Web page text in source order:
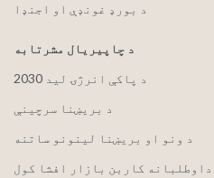
د بورډ غونډې او اجنډا
د چاپیریال مشرتابه
2030 د پاکې انرژۍ لید
د بریښنا سرچینې
د ونو او بریښنا لینونو ساتنه
داوطلبانه کاربن بازار افشا کول